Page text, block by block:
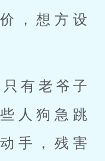
，想方设
有老爷子
人狗急跳
手，残害